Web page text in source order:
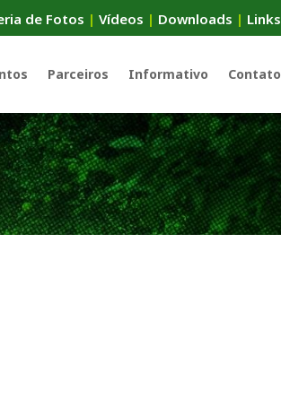
de Fotos | Vídeos | Downloads | Links
Parceiros Informativo Contato